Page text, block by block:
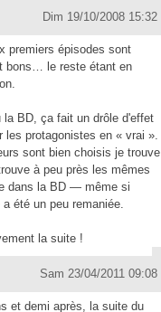
Dim 19/10/2008 15:32
premiers épisodes sont
bons… le reste étant en
la BD, ça fait un drôle d'effet
les protagonistes en « vrai ».
sont bien choisis je trouve
à peu près les mêmes
dans la BD — même si
a été un peu remaniée.
la suite !
Sam 23/04/2011 09:08
et demi après, la suite du